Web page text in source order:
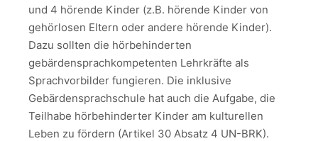
und 4 hörende Kinder (z.B. hörende Kinder von
gehörlosen Eltern oder andere hörende Kinder).
Dazu sollten die hörbehinderten
gebärdensprachkompetenten Lehrkräfte als
Sprachvorbilder fungieren. Die inklusive
Gebärdensprachschule hat auch die Aufgabe, die
Teilhabe hörbehinderter Kinder am kulturellen
Leben zu fördern (Artikel 30 Absatz 4 UN-BRK).